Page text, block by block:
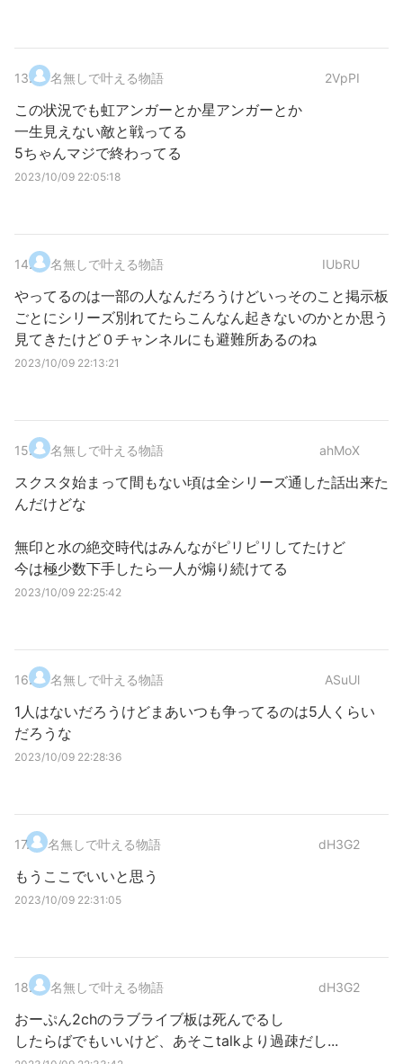
13. 名無しで叶える物語 2VpPI
この状況でも虹アンガーとか星アンガーとか
一生見えない敵と戦ってる
5ちゃんマジで終わってる
2023/10/09 22:05:18
14. 名無しで叶える物語 IUbRU
やってるのは一部の人なんだろうけどいっそのこと掲示板
ごとにシリーズ別れてたらこんなん起きないのかとか思う
見てきたけど０チャンネルにも避難所あるのね
2023/10/09 22:13:21
15. 名無しで叶える物語 ahMoX
スクスタ始まって間もない頃は全シリーズ通した話出来た
んだけどな
無印と水の絶交時代はみんながピリピリしてたけど
今は極少数下手したら一人が煽り続けてる
2023/10/09 22:25:42
16. 名無しで叶える物語 ASuUl
1人はないだろうけどまあいつも争ってるのは5人くらい
だろうな
2023/10/09 22:28:36
17. 名無しで叶える物語 dH3G2
もうここでいいと思う
2023/10/09 22:31:05
18. 名無しで叶える物語 dH3G2
おーぷん2chのラブライブ板は死んでるし
したらばでもいいけど、あそこtalkより過疎だし...